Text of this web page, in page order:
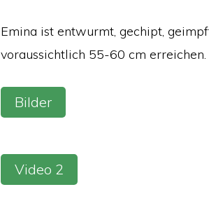
Emina ist entwurmt, gechipt,
voraussichtlich 55-60 cm erreichen.
Bilder
Video 2